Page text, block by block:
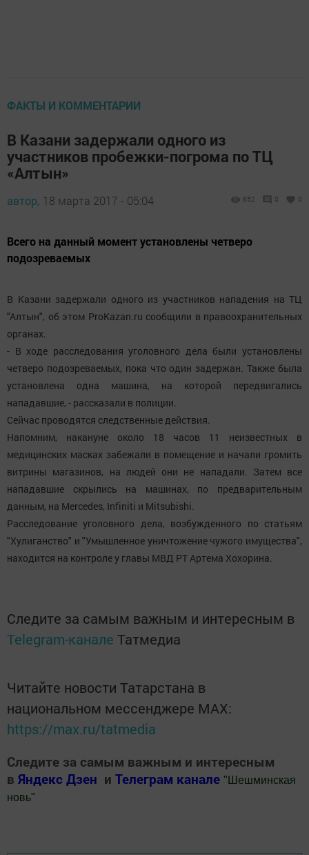
ФАКТЫ И КОММЕНТАРИИ
В Казани задержали одного из
участников пробежки-погрома по ТЦ
«Алтын»
автор, 18 марта 2017 - 05:04 852 0 0
Всего на данный момент установлены четверо
подозреваемых
В Казани задержали одного из участников нападения на ТЦ
"Алтын", об этом ProKazan.ru сообщили в правоохранительных
органах.
- В ходе расследования уголовного дела были установлены
четверо подозреваемых, пока что один задержан. Также была
установлена одна машина, на которой передвигались
нападавшие, - рассказали в полиции.
Сейчас проводятся следственные действия.
Напомним, накануне около 18 часов 11 неизвестных в
медицинских масках забежали в помещение и начали громить
витрины магазинов, на людей они не нападали. Затем все
нападавшие скрылись на машинах, по предварительным
данным, на Mercedes, Infiniti и Mitsubishi.
Расследование уголовного дела, возбужденного по статьям
"Хулиганство" и "Умышленное уничтожение чужого имущества",
находится на контроле у главы МВД РТ Артема Хохорина.
Следите за самым важным и интересным в
Telegram-канале Татмедиа
Читайте новости Татарстана в
национальном мессенджере MАХ:
https://max.ru/tatmedia
Следите за самым важным и интересным
в Яндекс Дзен и Телеграм канале " Шешминская
новь"